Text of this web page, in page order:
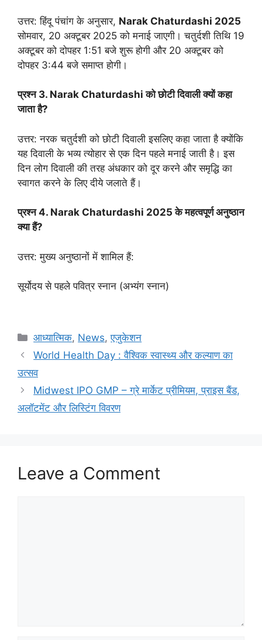
उत्तर: हिंदू पंचांग के अनुसार, Narak Chaturdashi 2025
सोमवार, 20 अक्टूबर 2025 को मनाई जाएगी। चतुर्दशी तिथि 19
अक्टूबर को दोपहर 1:51 बजे शुरू होगी और 20 अक्टूबर को
दोपहर 3:44 बजे समाप्त होगी।
प्रश्न 3. Narak Chaturdashiको छोटी दिवाली क्यों कहा
जाता है?
उत्तर: नरक चतुर्दशी को छोटी दिवाली इसलिए कहा जाता है क्योंकि
यह दिवाली के भव्य त्योहार से एक दिन पहले मनाई जाती है। इस
दिन लोग दिवाली की तरह अंधकार को दूर करने और समृद्धि का
स्वागत करने के लिए दीये जलाते हैं।
प्रश्न 4. Narak Chaturdashi 2025 के महत्वपूर्ण अनुष्ठान
क्या हैं?
उत्तर: मुख्य अनुष्ठानों में शामिल हैं:
सूर्योदय से पहले पवित्र स्नान (अभ्यंग स्नान)
Categories
आध्यात्मिक, News,एजुकेशन
World Health Day : वैश्विक स्वास्थ्य और कल्याण का
उत्सव
Midwest IPO GMP – ग्रे मार्केट प्रीमियम, प्राइस बैंड,
अलॉटमेंट और लिस्टिंग विवरण
Leave a Comment